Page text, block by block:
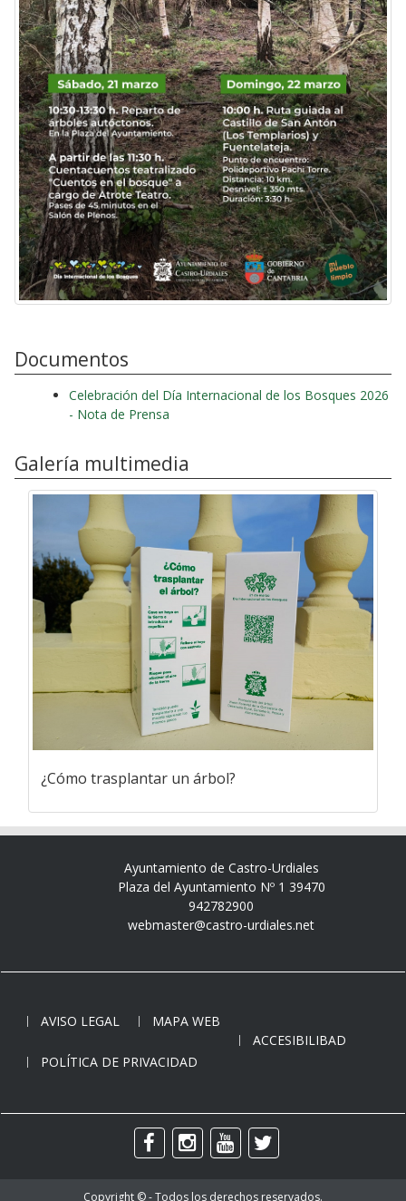
Documentos
Celebración del Día Internacional de los Bosques 2026
- Nota de Prensa
Galería multimedia
¿Cómo trasplantar un árbol?
Ayuntamiento de Castro-Urdiales
Plaza del Ayuntamiento Nº 1 39470
942782900
webmaster@castro-urdiales.net
AVISO LEGAL
MAPA WEB
ACCESIBILIBAD
POLÍTICA DE PRIVACIDAD
Copyright © - Todos los derechos reservados.